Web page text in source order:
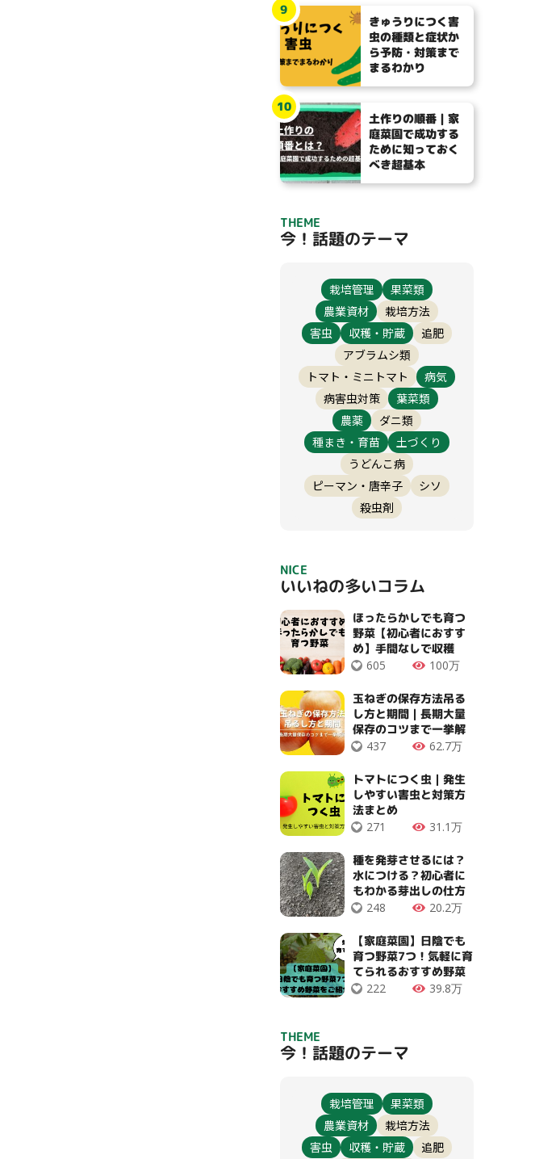
きゅうりにつく害
虫の種類と症状か
ら予防・対策まで
まるわかり
9
土作りの順番｜家
庭菜園で成功する
ために知っておく
べき超基本
10
THEME
今！話題のテーマ
栽培管理
果菜類
農業資材
栽培方法
害虫
収穫・貯蔵
追肥
アブラムシ類
トマト・ミニトマト
病気
病害虫対策
葉菜類
農薬
ダニ類
種まき・育苗
土づくり
うどんこ病
ピーマン・唐辛子
シソ
殺虫剤
NICE
いいねの多いコラム
ほったらかしでも育つ
野菜【初心者におすす
め】手間なしで収穫
OK！
605 100万
玉ねぎの保存方法吊る
し方と期間｜長期大量
保存のコツまで一挙解
説 437 62.7万
トマトにつく虫｜発生
しやすい害虫と対策方
法まとめ
271 31.1万
種を発芽させるには？
水につける？初心者に
もわかる芽出しの仕方
248 20.2万
【家庭菜園】日陰でも
育つ野菜7つ！気軽に育
てられるおすすめ野菜
222 39.8万
THEME
今！話題のテーマ
栽培管理
果菜類
農業資材
栽培方法
害虫
収穫・貯蔵 追肥